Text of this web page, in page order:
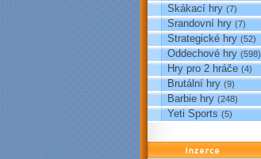
Skákací hry (7)
Srandovní hry (7)
Strategické hry (52)
Oddechové hry (598)
Hry pro 2 hráče (4)
Brutální hry (9)
Barbie hry (248)
Yeti Sports (5)
reklama